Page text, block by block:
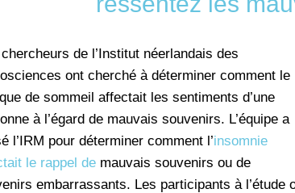
de l’Institut néerlandais des
ont cherché à déterminer comment le
de sommeil affectait les sentiments d’une
à l’égard de mauvais souvenirs. L’équipe a
l’IRM pour déterminer comment l’insomnie
le rappel de mauvais souvenirs ou de
embarrassants. Les participants à l’étude